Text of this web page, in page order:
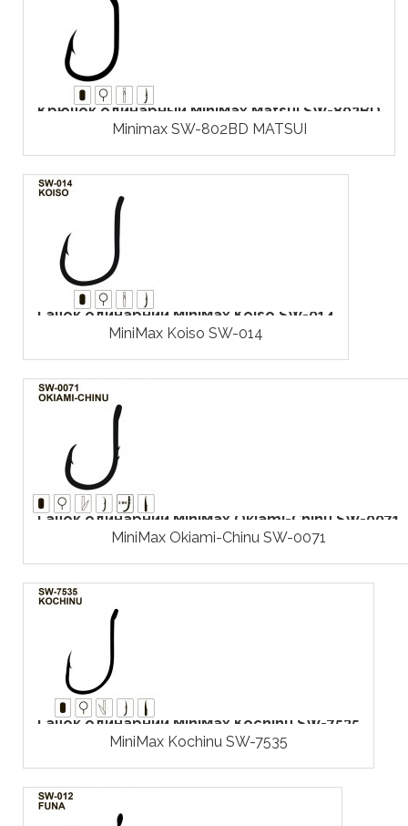
Крючок одинарный MiniMax Matsui SW-802BD
Minimax SW-802BD MATSUI
Гачок одинарний MiniMax Koiso SW-014
MiniMax Koiso SW-014
Гачок одинарний MiniMax Okiami-Chinu SW-0071
MiniMax Okiami-Chinu SW-0071
Гачок одинарний MiniMax Kochinu SW-7535
MiniMax Kochinu SW-7535